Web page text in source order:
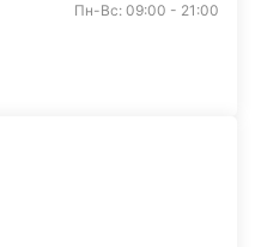
Пн-Вс: 09:00 - 21:00